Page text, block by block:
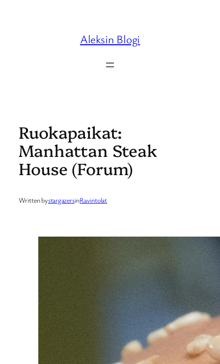
Aleksin Blogi
Ruokapaikat:
Manhattan Steak
House (Forum)
Written bystargazersinRavintolat